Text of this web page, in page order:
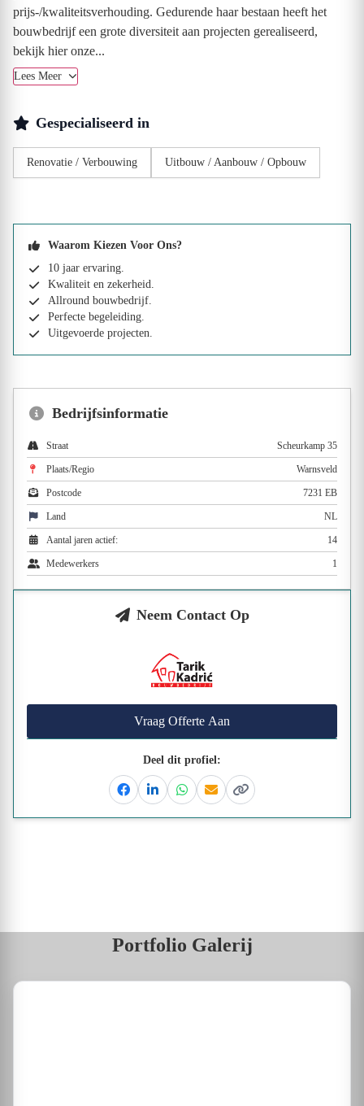
prijs-/kwaliteitsverhouding. Gedurende haar bestaan heeft het
bouwbedrijf een grote diversiteit aan projecten gerealiseerd,
bekijk hier onze...
Lees Meer
Gespecialiseerd in
Renovatie / Verbouwing Uitbouw / Aanbouw / Opbouw
Waarom Kiezen Voor Ons?
10 jaar ervaring.
Kwaliteit en zekerheid.
Allround bouwbedrijf.
Perfecte begeleiding.
Uitgevoerde projecten.
Bedrijfsinformatie
Straat Scheurkamp 35
Plaats/Regio Warnsveld
Postcode 7231 EB
Land NL
Aantal jaren actief: 14
Medewerkers 1
Neem Contact Op
Vraag Offerte Aan
Deel dit profiel:
FacebookLinkedinWhatsapp
EmailKopieer link
Portfolio Galerij